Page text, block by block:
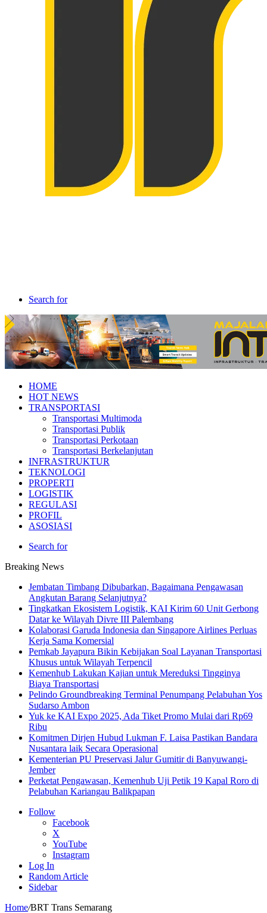
Search for
HOME
HOT NEWS
TRANSPORTASI
Transportasi Multimoda
Transportasi Publik
Transportasi Perkotaan
Transportasi Berkelanjutan
INFRASTRUKTUR
TEKNOLOGI
PROPERTI
LOGISTIK
REGULASI
PROFIL
ASOSIASI
Search for
Breaking News
Jembatan Timbang Dibubarkan, Bagaimana Pengawasan
Angkutan Barang Selanjutnya?
Tingkatkan Ekosistem Logistik, KAI Kirim 60 Unit Gerbong
Datar ke Wilayah Divre III Palembang
Kolaborasi Garuda Indonesia dan Singapore Airlines Perluas
Kerja Sama Komersial
Pemkab Jayapura Bikin Kebijakan Soal Layanan Transportasi
Khusus untuk Wilayah Terpencil
Kemenhub Lakukan Kajian untuk Mereduksi Tingginya
Biaya Transportasi
Pelindo Groundbreaking Terminal Penumpang Pelabuhan Yos
Sudarso Ambon
Yuk ke KAI Expo 2025, Ada Tiket Promo Mulai dari Rp69
Ribu
Komitmen Dirjen Hubud Lukman F. Laisa Pastikan Bandara
Nusantara laik Secara Operasional
Kementerian PU Preservasi Jalur Gumitir di Banyuwangi-
Jember
Perketat Pengawasan, Kemenhub Uji Petik 19 Kapal Roro di
Pelabuhan Kariangau Balikpapan
Follow
Facebook
X
YouTube
Instagram
Log In
Random Article
Sidebar
Home/BRT Trans Semarang